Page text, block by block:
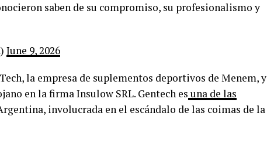
saben de su compromiso, su profesionalismo y
June 9, 2026
la empresa de suplementos deportivos de Menem, y
en la firma Insulow SRL. Gentech es una de las
involucrada en el escándalo de las coimas de la